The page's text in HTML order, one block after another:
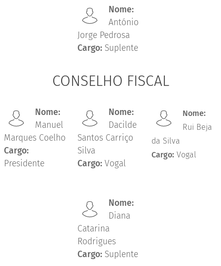
Nome:
António
Jorge Pedrosa
Cargo: Suplente
CONSELHO FISCAL
Nome:
Manuel
Marques Coelho
Cargo:
Presidente
Nome:
Dacilde
Santos Carriço
Silva
Cargo: Vogal
Nome:
Rui Beja
da Silva
Cargo:Vogal
Nome:
Diana
Catarina
Rodrigues
Cargo: Suplente